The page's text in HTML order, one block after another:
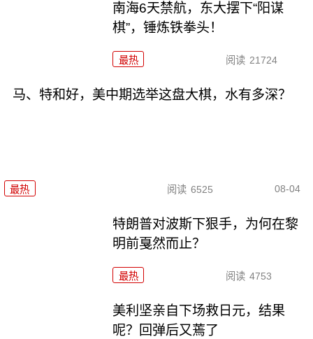
南海6天禁航，东大摆下“阳谋
棋”，锤炼铁拳头！
最热 阅读 21724
马、特和好，美中期选举这盘大棋，水有多深？
最热 阅读 6525 08-04
特朗普对波斯下狠手，为何在黎
明前戛然而止？
最热 阅读 4753
美利坚亲自下场救日元，结果
呢？回弹后又蔫了